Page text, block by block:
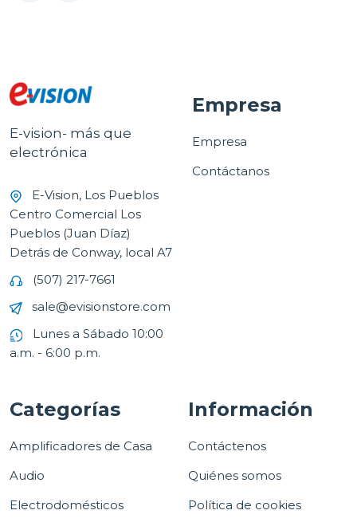
E-vision- más que
electrónica
E-Vision, Los Pueblos
Centro Comercial Los
Pueblos (Juan Díaz)
Detrás de Conway, local A7
(507) 217-7661
sale@evisionstore.com
Lunes a Sábado 10:00
a.m. - 6:00 p.m.
Empresa
Empresa
Contáctanos
Categorías
Amplificadores de Casa
Audio
Electrodomésticos
Información
Contáctenos
Quiénes somos
Política de cookies